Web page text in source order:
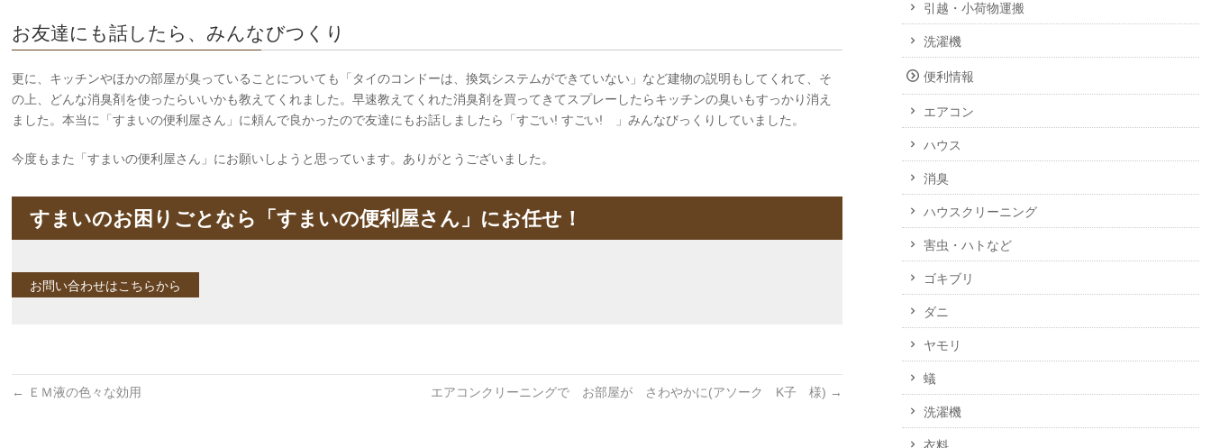
お友達にも話したら、みんなびつくり
更に、キッチンやほかの部屋が臭っていることについても「タイのコンドーは、換気システムができていない」など建物の説明もしてくれて、そ
の上、どんな消臭剤を使ったらいいかも教えてくれました。早速教えてくれた消臭剤を買ってきてスプレーしたらキッチンの臭いもすっかり消え
ました。本当に「すまいの便利屋さん」に頼んで良かったので友達にもお話しましたら「すごい! すごい! 」みんなびっくりしていました。
今度もまた「すまいの便利屋さん」にお願いしようと思っています。ありがとうございました。
すまいのお困りごとなら「すまいの便利屋さん」にお任せ！
お問い合わせはこちらから
← ＥＭ液の色々な効用 エアコンクリーニングで お部屋が さわやかに(アソーク K子 様) →
引越・小荷物運搬
洗濯機
便利情報
エアコン
ハウス
消臭
ハウスクリーニング
害虫・ハトなど
ゴキブリ
ダニ
ヤモリ
蟻
洗濯機